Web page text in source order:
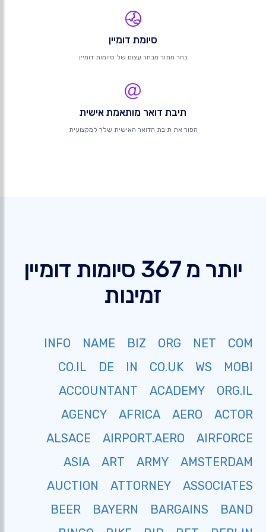
סיומת דומיין
בחר מתוך מבחר עצום של סיומות דומיין
תיבת דואר מותאמת אישית
הפוך את תיבת הדואר האישית שלך למקצועית
יותר מ 367 סיומות דומיין
זמינות
COM
NET
ORG
BIZ
NAME
INFO
MOBI
WS
CO.UK
IN
DE
CO.IL
ORG.IL
ACADEMY
ACCOUNTANT
ACTOR
AERO
AFRICA
AGENCY
AIRFORCE
AIRPORT.AERO
ALSACE
AMSTERDAM
ARMY
ART
ASIA
ASSOCIATES
ATTORNEY
AUCTION
BAND
BARGAINS
BAYERN
BEER